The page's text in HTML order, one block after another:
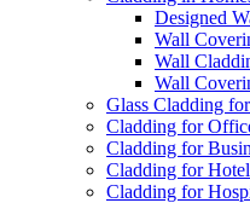
Designed
Wall
Wall
Wall
Glass Cladding
Cladding for
Cladding for
Cladding for
Cladding for